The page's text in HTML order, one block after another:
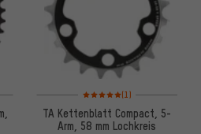
basierend auf 2 BewertungenBewertungen: 5 von 5
(1)
TA Kettenblatt Compact, 5-
Arm, 58 mm Lochkreis